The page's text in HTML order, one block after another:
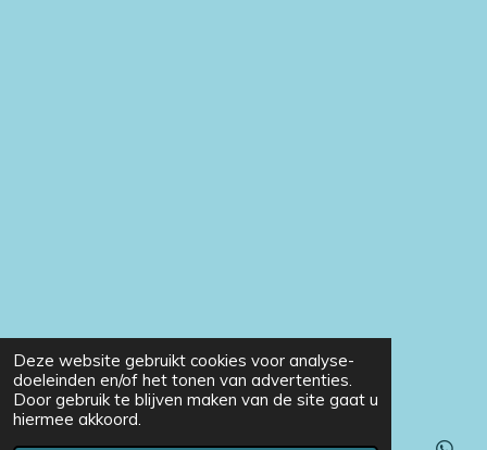
Deze website gebruikt cookies voor analyse-
doeleinden en/of het tonen van advertenties.
Door gebruik te blijven maken van de site gaat u
hiermee akkoord.